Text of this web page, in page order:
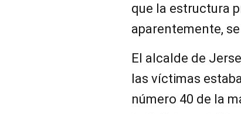
que la estructura
aparentemente,
El alcalde de
las víctimas
número 40 de la